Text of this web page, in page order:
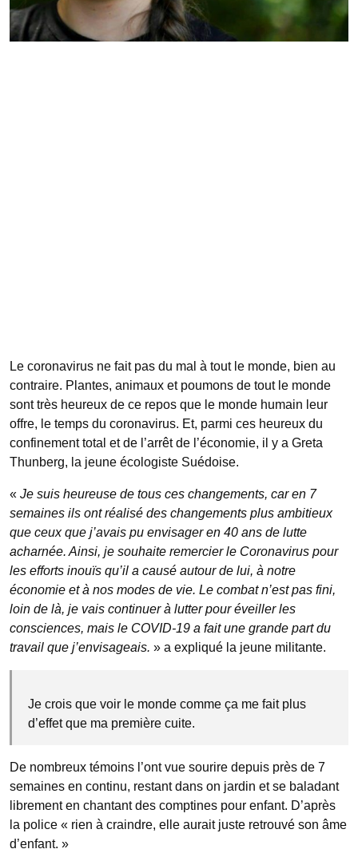
Le coronavirus ne fait pas du mal à tout le monde, bien au
contraire. Plantes, animaux et poumons de tout le monde
sont très heureux de ce repos que le monde humain leur
offre, le temps du coronavirus. Et, parmi ces heureux du
confinement total et de l’arrêt de l’économie, il y a Greta
Thunberg, la jeune écologiste Suédoise.
« Je suis heureuse de tous ces changements, car en 7
semaines ils ont réalisé des changements plus ambitieux
que ceux que j’avais pu envisager en 40 ans de lutte
acharnée. Ainsi, je souhaite remercier le Coronavirus pour
les efforts inouïs qu’il a causé autour de lui, à notre
économie et à nos modes de vie. Le combat n’est pas fini,
loin de là, je vais continuer à lutter pour éveiller les
consciences, mais le COVID-19 a fait une grande part du
travail que j’envisageais. » a expliqué la jeune militante.
Je crois que voir le monde comme ça me fait plus
d’effet que ma première cuite.
De nombreux témoins l’ont vue sourire depuis près de 7
semaines en continu, restant dans on jardin et se baladant
librement en chantant des comptines pour enfant. D’après
la police « rien à craindre, elle aurait juste retrouvé son âme
d’enfant. »